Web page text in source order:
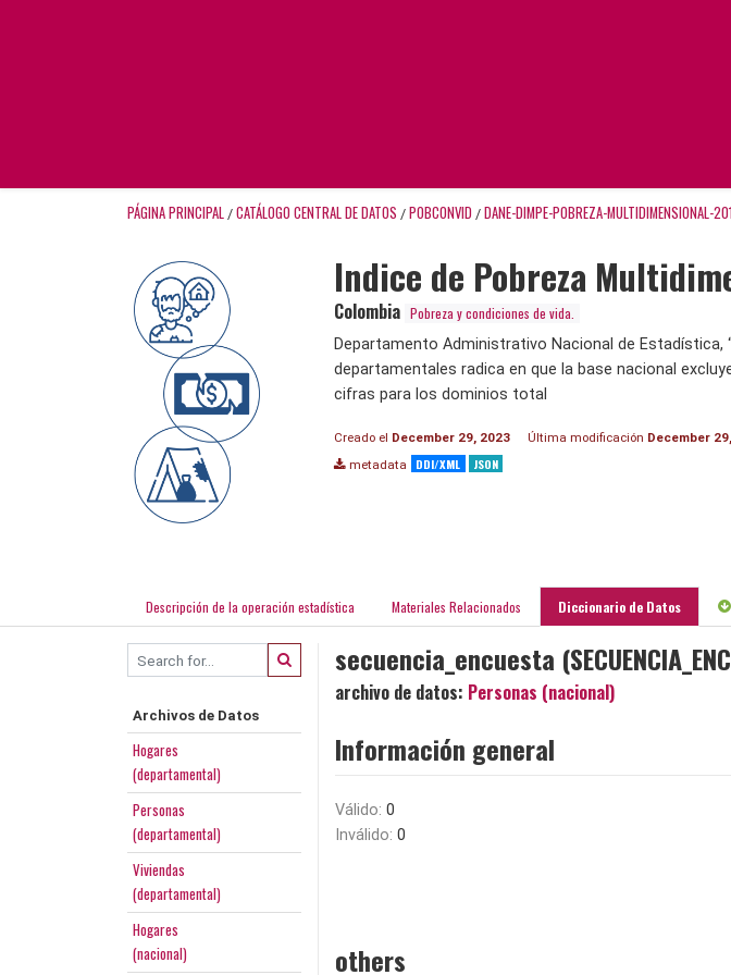
PÁGINA PRINCIPAL / CATÁLOGO CENTRAL DE DATOS / POBCONVID / DANE-DIMPE-POBREZA-MULTIDIMENSIONAL-
Indice de Pobreza
Colombia Pobreza y condiciones de vida.
Departamento Administrativo Nacional de
departamentales radica en que la base nacional
cifras para los dominios total
Creado el December 29, 2023 Última modificación December
metadata DDI/XML JSON
Descripción de la operación estadística Materiales Relacionados Diccionario de Datos
Archivos de Datos
Hogares
(departamental)
Personas
(departamental)
Viviendas
(departamental)
Hogares
(nacional)
secuencia_encuesta
archivo de datos: Personas (nacional)
Información general
Válido: 0
Inválido: 0
others